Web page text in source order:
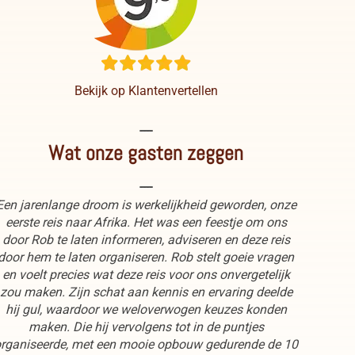
Bekijk op Klantenvertellen
----
Wat onze gasten zeggen
----
jarenlange droom is werkelijkheid geworden, onze
eerste reis naar Afrika. Het was een feestje om ons
door Rob te laten informeren, adviseren en deze reis
hem te laten organiseren. Rob stelt goeie vragen
en voelt precies wat deze reis voor ons onvergetelijk
zou maken. Zijn schat aan kennis en ervaring deelde
hij gul, waardoor we weloverwogen keuzes konden
maken. Die hij vervolgens tot in de puntjes
met een mooie opbouw gedurende de 10